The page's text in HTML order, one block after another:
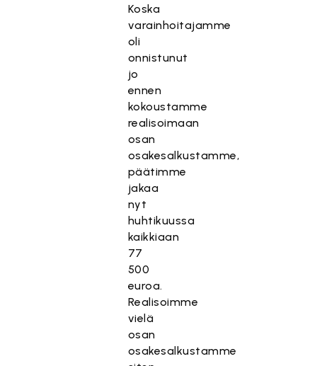
Koska
varainhoitajamme
oli
onnistunut
jo
ennen
kokoustamme
realisoimaan
osan
osakesalkustamme,
päätimme
jakaa
nyt
huhtikuussa
kaikkiaan
77
500
euroa.
Realisoimme
vielä
osan
osakesalkustamme